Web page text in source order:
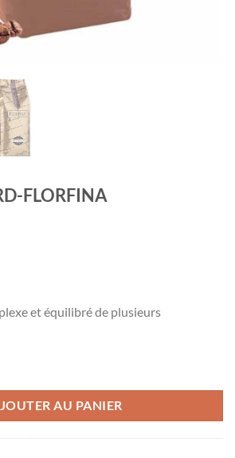
FLORFINA
et équilibré de plusieurs
AU PANIER